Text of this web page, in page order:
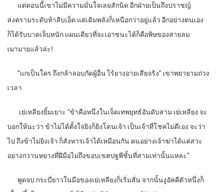
แต่ตอนนี้เขาไม่มีความมั่นใจเลยสักนิด อีกฝ่ายเป็นถึงปราชญ์
สงครามระดับห้าสิบเอ็ด แต่เดิมพลังก็เหนือกว่าอยู่แล้ว อีกอย่างตนเอง
ก็ได้รับบาดเจ็บหนัก แผนเดียวที่จะเอาชนะได้ก็คือพิษของสายลม
เมามายแล้วล่ะ!
“แกเป็นใคร ถึงกล้าลอบกัดผู้อื่น ไร้ยางอายเสียจริง” เขาพยายามถ่วง
เวลา
เย่เหลียงยิ้มเยาะ “ข้าคือหนึ่งในเจ็ดเทพยุทธ์อันดับสาม เย่เหลียง จะ
บอกให้นะว่า ข้าไม่ได้ตั้งใจยิงก็ยิงโดนเจ้า เป็นเจ้าที่โชคไม่ดีเอง จะว่า
ไป ถึงข้าไม่ยิงเจ้า ก็สังหารเจ้าได้เหมือนกัน คนอย่างเจ้าฆ่าได้แค่สวะ
อย่างกวานหยางที่ฝีมือไม่ถึงขอบเขตปฐพีชั้นที่สามเท่านั้นแหละ”
พูดจบ กระบี่ยาวในมือของเย่เหลียงก็เริ่มสั่น จากนั้นงูอัคคีตัวหนึ่งก็